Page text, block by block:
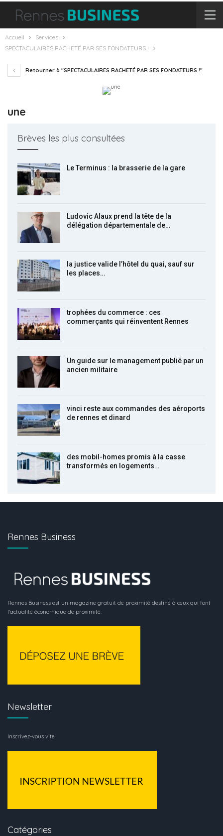
Accueil
Services
SPECTACULAIRES RACHETÉ PAR SES FONDATEURS !
Retourner à "SPECTACULAIRES RACHETÉ PAR SES FONDATEURS !"
une
Brèves les plus consultées
Le Terminus : la brasserie de la gare
Ludovic Alaux prend la tête de la
délégation départementale de…
la justice valide l’hôtel du quai, sauf sur
les places…
trophées du commerce : ces
commerçants qui réinventent Rennes
Un guide sur le management publié par un
ancien militaire
vinci reste aux commandes des aéroports
de rennes et dinard
des mobil-homes promis à la casse
transformés en logements…
Rennes Business
Rennes Business est un magazine gratuit de proximité destiné à ceux qui font
l’actualité économique de proximité.
Newsletter
Inscrivez-vous vite
Catégories